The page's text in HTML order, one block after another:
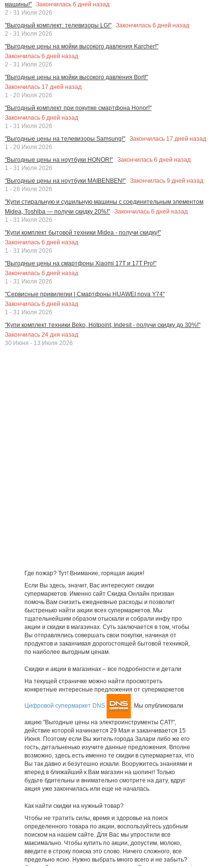
машины!"
Закончилась 6 дней назад
2 - 31 Июля 2026
"Выгодный комплект: телевизоры LG!"
Закончилась 6 дней назад
2 - 31 Июля 2026
"Выгодные цены на мойки высокого давления Karcher!"
Закончилась 6 дней назад
2 - 31 Июля 2026
"Выгодные цены на мойки высокого давления Bort!"
Закончилась 17 дней назад
1 - 20 Июля 2026
"Выгодный комплект при покупке смартфона Honor!"
Закончилась 6 дней назад
1 - 31 Июля 2026
"Выгодные цены на телевизоры Samsung!"
Закончилась 17 дней назад
1 - 20 Июля 2026
"Выгодные цены на ноутбуки HONOR!"
Закончилась 6 дней назад
1 - 31 Июля 2026
"Выгодные цены на ноутбуки MAIBENBEN!"
Закончилась 9 дней назад
1 - 28 Июля 2026
"Купи стиральную и сушильную машины с соединительным элементом
Midea, Toshiba — получи скидку 20%!"
Закончилась 6 дней назад
1 - 31 Июля 2026
"Купи комплект бытовой техники Midea - получи скидку!"
Закончилась 6 дней назад
1 - 31 Июля 2026
"Выгодные цены на смартфоны Xiaomi 17T и 17T Pro!"
Закончилась 6 дней назад
1 - 31 Июля 2026
"Сервисные привилегии | Смартфоны HUAWEI nova Y74"
Закончилась 6 дней назад
1 - 31 Июля 2026
"Купи комплект техники Beko, Hotpoint, Indesit - получи скидку до 30%!"
Закончилась 24 дня назад
30 Июня - 13 Июля 2026
Где пожар? Тут! Внимание, горящая акция!
Если Вы здесь, значит, Вас интересуют скидки
супермаркетов. Именно сайт Скидка Онлайн призван
помочь Вам снизить ежедневные расходы и позволит
быстренько найти акции всех супермаркетов. Мы
тщательнейшим образом отыскали и собрали инфу про
акции и скидки в магазинах. Суть заключается в том, чтобы
Вы отправлялись совершать свои покупки, начиная от
продуктов и заканчивая дорогостоящей бытовой техникой,
по наиболее выгодным ценам.
Скидки и акции в магазинах – все подробности и детали
На текущей страничке можно найти просмотреть
конкретные интересные предложения от супермаркетов
Цифровой супермаркет DNS . Мы опубликовали
акцию "Выгодные цены на электроинструменты CAT!",
действие которой начинается 29 Мая и заканчивается 15
Июня. Поэтому если Вы житель города Залари либо же его
гость, детальненько изучите данные предложения. Вполне
возможно, здесь есть именно те скидки в супермаркетах, что
Вы так давно и безутешно искали. Вооружитесь знаниями и
вперед в ближайший к Вам магазин на шопинг! Только
будьте бдительны и внимательно смотрите на дату, вдруг
акция уже закончилась или еще не началась.
Как найти скидки на нужный товар?
Чтобы не тратить силы, время и здоровье на поиск
определенного товара по акции, воспользуйтесь удобным
поиском на нашем сайте. Для Вас мы упростили все
максимально. Чтобы купить по акции, допустим, молоко,
введите в строку поиска это слово. Ничего сложного, все
предельно ясно. Нужно выбрать много всего и не забыть?